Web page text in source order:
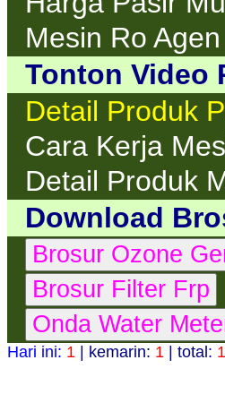
Mesin Ro
Tonton Video
Detail Produk
Cara Kerja
Detail Produk
Download
Hari ini: 1 | kemarin: 1 | total: